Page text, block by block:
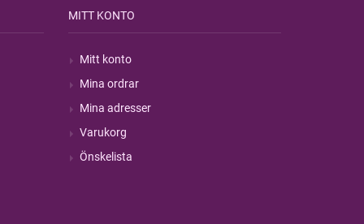
MITT KONTO
Mitt konto
Mina ordrar
Mina adresser
Varukorg
Önskelista